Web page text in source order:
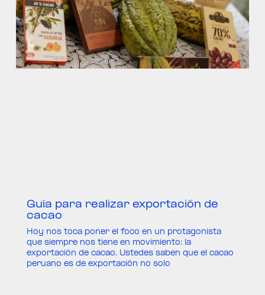
Guía para realizar exportación de
cacao
Hoy nos toca poner el foco en un protagonista
que siempre nos tiene en movimiento: la
exportación de cacao. Ustedes saben que el cacao
peruano es de exportación no solo